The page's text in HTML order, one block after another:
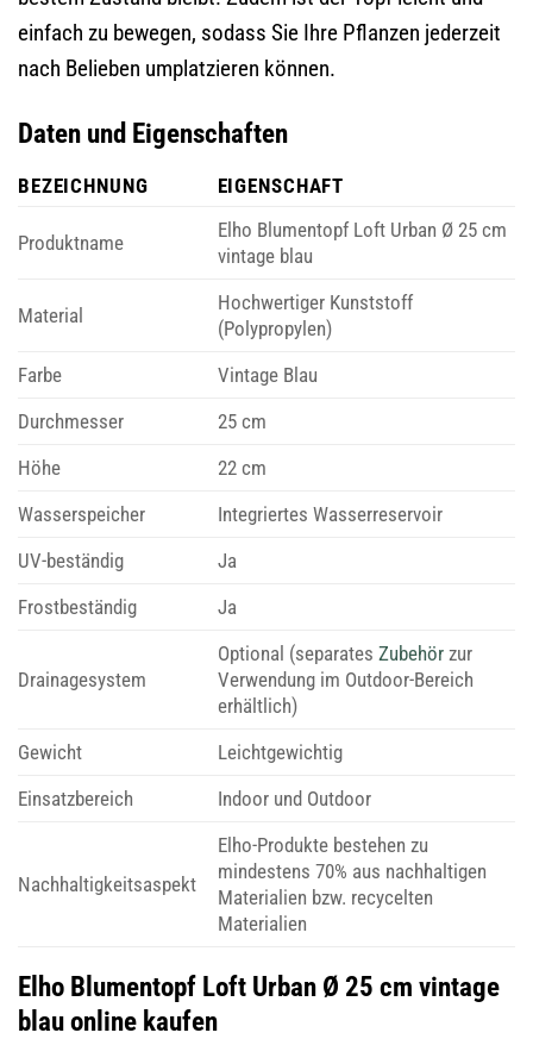
einfach zu bewegen, sodass Sie Ihre Pflanzen jederzeit
nach Belieben umplatzieren können.
Daten und Eigenschaften
BEZEICHNUNG EIGENSCHAFT
Produktname
Elho Blumentopf Loft Urban Ø 25 cm
vintage blau
Material
Hochwertiger Kunststoff
(Polypropylen)
Farbe
Vintage Blau
Durchmesser
25 cm
Höhe
22 cm
Wasserspeicher
Integriertes Wasserreservoir
UV-beständig
Ja
Frostbeständig
Ja
Drainagesystem
Optional (separates Zubehörzur
Verwendung im Outdoor-Bereich
erhältlich)
Gewicht
Leichtgewichtig
Einsatzbereich
Indoor und Outdoor
Nachhaltigkeitsaspekt
Elho-Produkte bestehen zu
mindestens 70% aus nachhaltigen
Materialien bzw. recycelten
Materialien
Elho Blumentopf Loft Urban Ø 25 cm vintage
blau online kaufen